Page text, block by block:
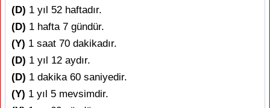
(D) 1 yıl 52 haftadır.
(D) 1 hafta 7 gündür.
(Y) 1 saat 70 dakikadır.
(D) 1 yıl 12 aydır.
(D) 1 dakika 60 saniyedir.
(Y) 1 yıl 5 mevsimdir.